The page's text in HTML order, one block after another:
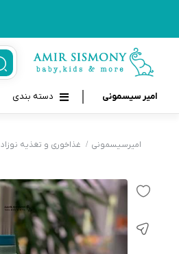
امیر سیسمونی دسته بندی
حمل و نقل نوزاد
لوازم حمام نوزاد
امیرسیسمونی غذاخوری و تغذیه نوزاد